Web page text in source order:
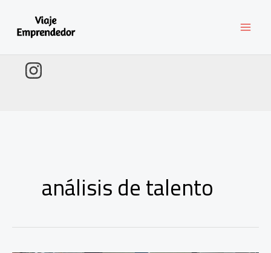
contenido
análisis de talento